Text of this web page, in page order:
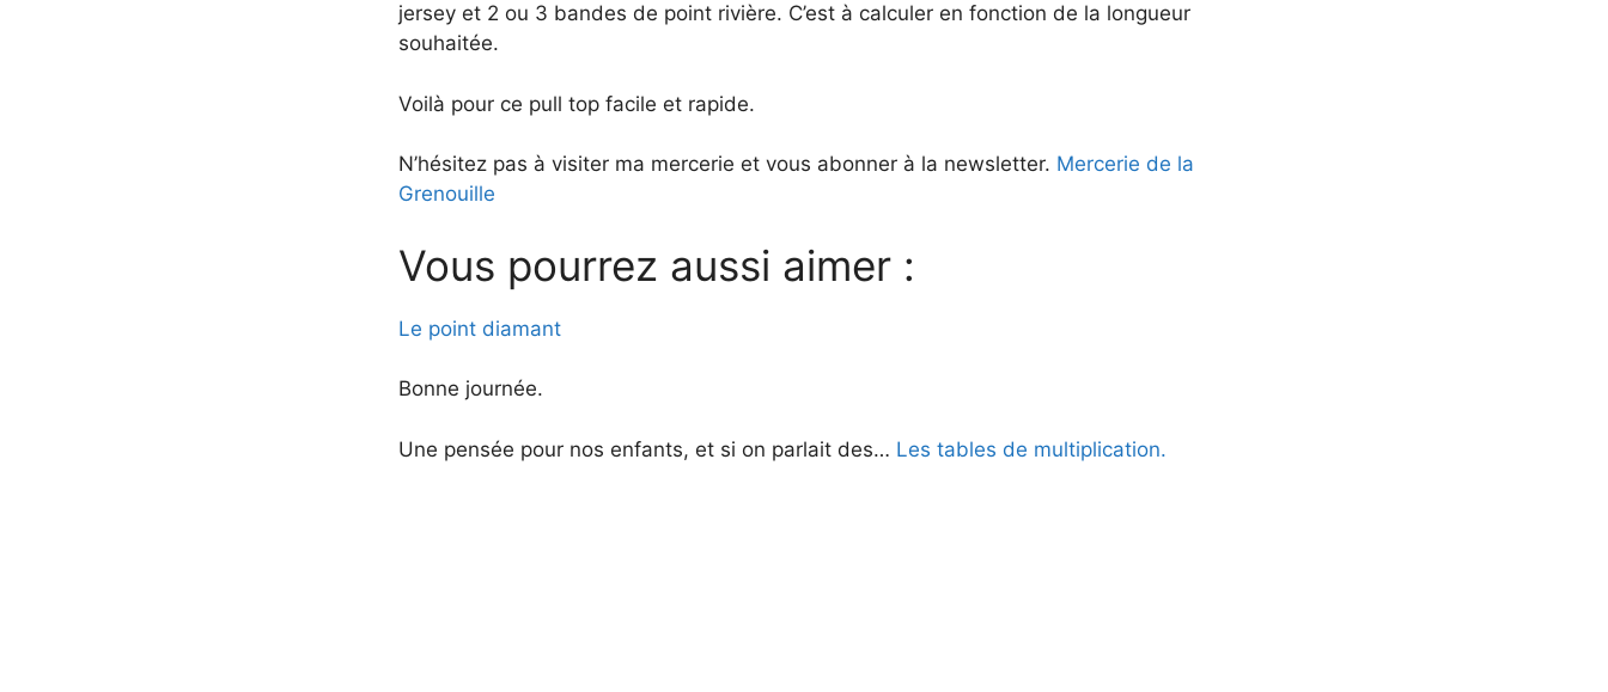
jersey et 2 ou 3 bandes de point rivière. C’est à calculer en fonction de la longueur
souhaitée.
Voilà pour ce pull top facile et rapide.
N’hésitez pas à visiter ma mercerie et vous abonner à la newsletter. Mercerie de la
Grenouille
Vous pourrez aussi aimer :
Le point diamant
Bonne journée.
Une pensée pour nos enfants, et si on parlait des… Les tables de multiplication.